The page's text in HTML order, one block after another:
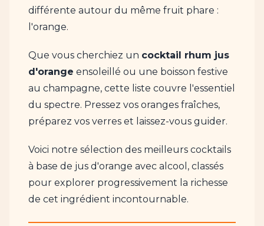
différente autour du même fruit phare :
l'orange.
Que vous cherchiez un cocktail rhum jus
d'orange ensoleillé ou une boisson festive
au champagne, cette liste couvre l'essentiel
du spectre. Pressez vos oranges fraîches,
préparez vos verres et laissez-vous guider.
Voici notre sélection des meilleurs cocktails
à base de jus d'orange avec alcool, classés
pour explorer progressivement la richesse
de cet ingrédient incontournable.